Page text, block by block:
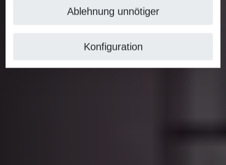
Ablehnung unnötiger
Konfiguration